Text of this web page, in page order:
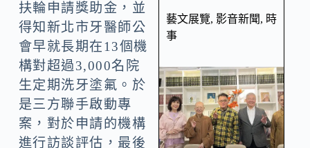
扶輪申請獎助金，並
得知新北市牙醫師公
會早就長期在13個機
構對超過3,000名院
生定期洗牙塗氟。於
是三方聯手啟動專
案，對於申請的機構
進行訪談評估，最後
藝文展覽, 影音新聞, 時
事